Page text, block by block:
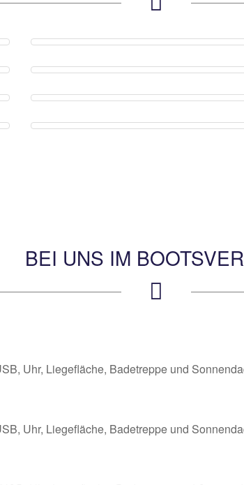
BEI UNS IM
Uhr, Liegefläche, Badetreppe und
Uhr, Liegefläche, Badetreppe und